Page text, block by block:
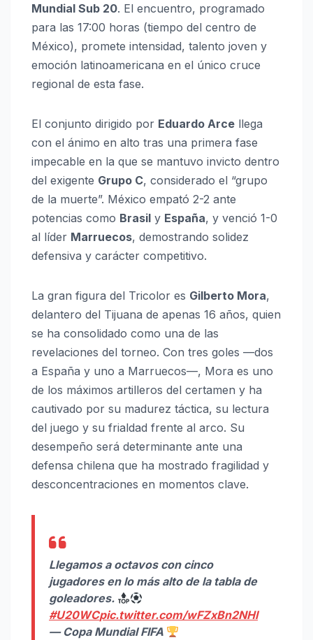
Mundial Sub 20. El encuentro, programado
para las 17:00 horas (tiempo del centro de
México), promete intensidad, talento joven y
emoción latinoamericana en el único cruce
regional de esta fase.
El conjunto dirigido por Eduardo Arce llega
con el ánimo en alto tras una primera fase
impecable en la que se mantuvo invicto dentro
del exigente Grupo C, considerado el “grupo
de la muerte”. México empató 2-2 ante
potencias como Brasil y España, y venció 1-0
al líder Marruecos, demostrando solidez
defensiva y carácter competitivo.
La gran figura del Tricolor es Gilberto Mora,
delantero del Tijuana de apenas 16 años, quien
se ha consolidado como una de las
revelaciones del torneo. Con tres goles —dos
a España y uno a Marruecos—, Mora es uno
de los máximos artilleros del certamen y ha
cautivado por su madurez táctica, su lectura
del juego y su frialdad frente al arco. Su
desempeño será determinante ante una
defensa chilena que ha mostrado fragilidad y
desconcentraciones en momentos clave.
Llegamos a octavos con cinco
jugadores en lo más alto de la tabla de
goleadores.
#U20WCpic.twitter.com/wFZxBn2NHl
— Copa Mundial FIFA